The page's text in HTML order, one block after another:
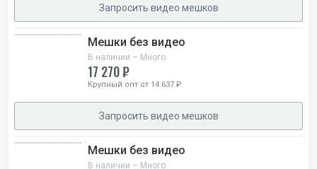
Запросить видео мешков
Мешки без видео
В наличии – Много
17 270 ₽
Крупный опт от 14 637 ₽
Запросить видео мешков
Мешки без видео
В наличии – Много